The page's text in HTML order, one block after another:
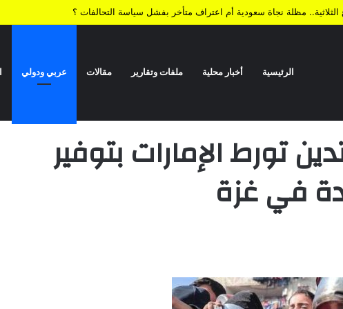
.. كيف أعادت الضربة النوعية رسم معادلات المواجهة وأجهضت التحشيدات السعودية قبل
الرئيسية أخبار محلية ملفات وتقارير مقالات عربي ودولي
بتوفير غطاء لاستمرار الإبادة في غزة
تورط الإمارات بتوفير
في غزة